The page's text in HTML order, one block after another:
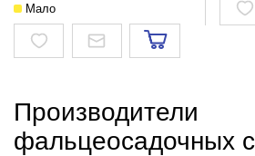
Мало
Производители
фальцеосадочных